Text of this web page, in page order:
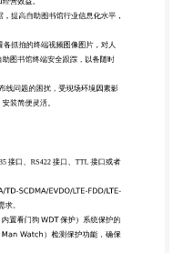
供决策依据，提高自
自助图书馆行业发展
书馆终端视频监控、
频图像图片，对人 为
证存储，保证自助图
证。 7、2G/3G/4G
线问题的困扰，受现
机信号的地方都可以
产品优势 工业级设